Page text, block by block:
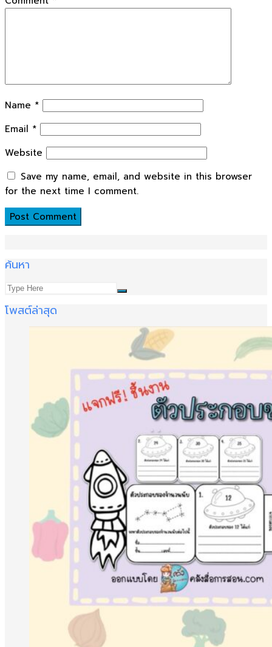
Name *
Email *
Website
Save my name, email, and website in this browser
for the next time I comment.
ค้นหา
โพสต์ล่าสุด